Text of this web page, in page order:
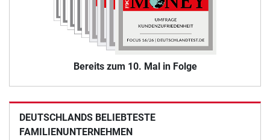
Bereits zum 10. Mal in Folge
DEUTSCHLANDS BELIEBTESTE
FAMILIENUNTERNEHMEN